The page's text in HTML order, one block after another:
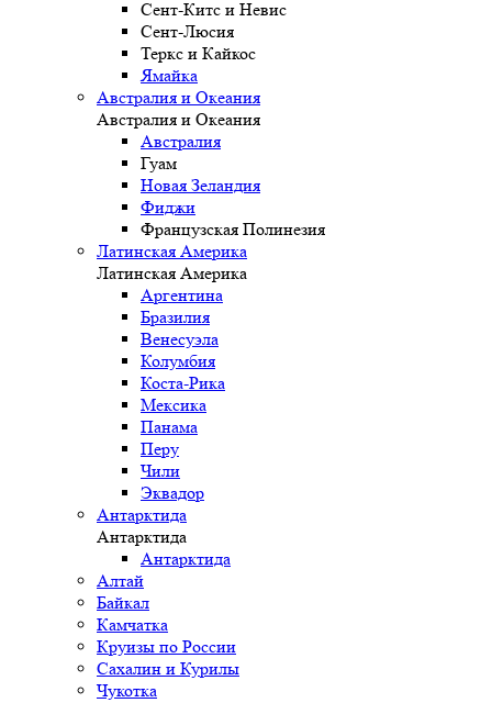
Сент-Китс и Невис
Сент-Люсия
Теркс и Кайкос
Ямайка
Австралия и Океания
Австралия и Океания
Австралия
Гуам
Новая Зеландия
Фиджи
Французская Полинезия
Латинская Америка
Латинская Америка
Аргентина
Бразилия
Венесуэла
Колумбия
Коста-Рика
Мексика
Панама
Перу
Чили
Эквадор
Антарктида
Антарктида
Антарктида
Алтай
Байкал
Камчатка
Круизы по России
Сахалин и Курилы
Чукотка